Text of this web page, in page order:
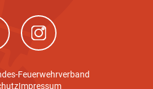
Fenster)(neues Fenster)
Feuerwehrverband
Impressum